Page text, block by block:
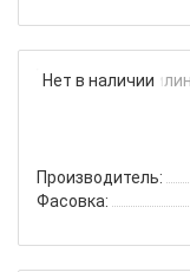
Нет в наличии
Производитель:
Фасовка: